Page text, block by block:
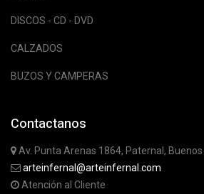
DISCOS - CD - DVD
CALZADOS
BUZOS Y CAMPERAS
Contactanos
Av. Punta Arenas 1864, Paternal,
arteinfernal@arteinfernal.com
Atención al Cliente